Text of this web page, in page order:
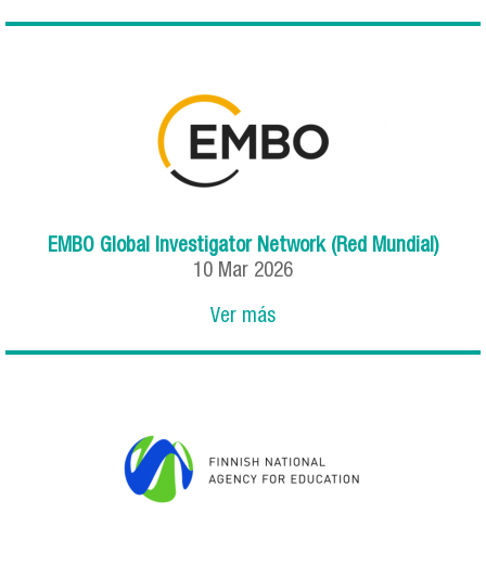
EMBO Global Investigator Network (Red Mundial)
10 Mar 2026
Ver más